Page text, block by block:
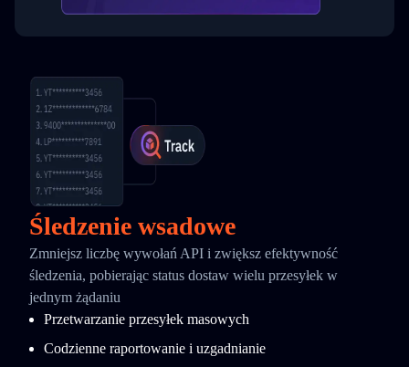
Śledzenie wsadowe
Zmniejsz liczbę wywołań API i zwiększ efektywność
śledzenia, pobierając status dostaw wielu przesyłek w
jednym żądaniu
Przetwarzanie przesyłek masowych
Codzienne raportowanie i uzgadnianie